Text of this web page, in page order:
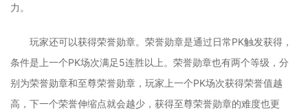
力。
玩家还可以获得荣誉勋章。荣誉勋章是通过日常PK触发获得，
条件是上一个PK场次满足5连胜以上。荣誉勋章也有两个等级，分
别为荣誉勋章和至尊荣誉勋章，玩家上一个PK场次获得荣誉值越
高，下一个荣誉伸缩点就会越少，获得至尊荣誉勋章的难度也更